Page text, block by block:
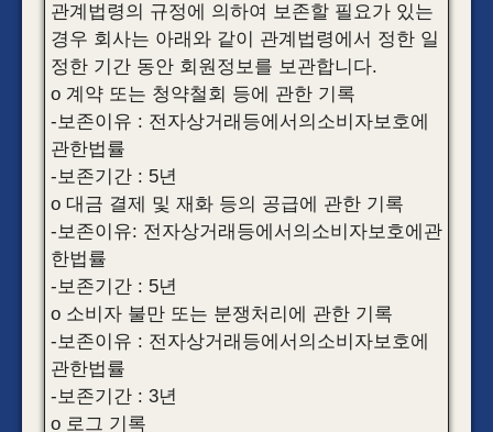
관계법령의 규정에 의하여 보존할 필요가 있는
경우 회사는 아래와 같이 관계법령에서 정한 일
정한 기간 동안 회원정보를 보관합니다.
o 계약 또는 청약철회 등에 관한 기록
-보존이유 : 전자상거래등에서의소비자보호에
관한법률
-보존기간 : 5년
o 대금 결제 및 재화 등의 공급에 관한 기록
-보존이유: 전자상거래등에서의소비자보호에관
한법률
-보존기간 : 5년
o 소비자 불만 또는 분쟁처리에 관한 기록
-보존이유 : 전자상거래등에서의소비자보호에
관한법률
-보존기간 : 3년
o 로그 기록